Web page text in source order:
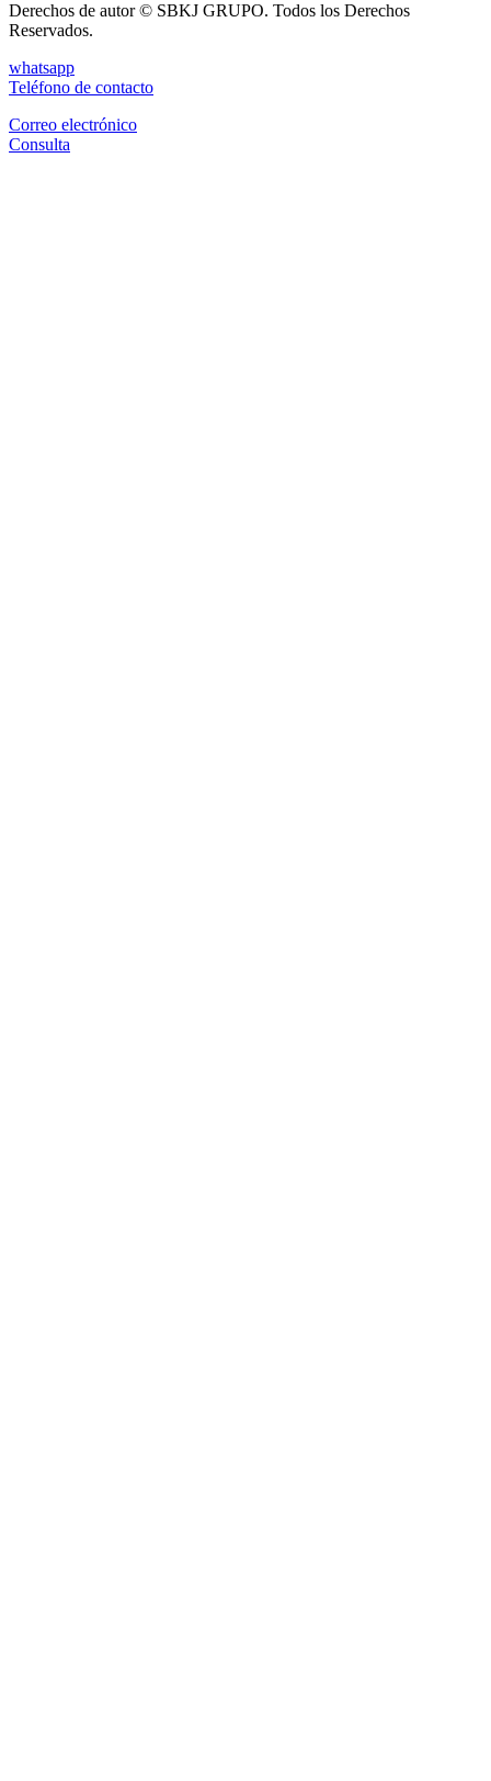
Derechos de autor © SBKJ GRUPO. Todos los Derechos
Reservados.
whatsapp
Teléfono de contacto
Correo electrónico
Consulta